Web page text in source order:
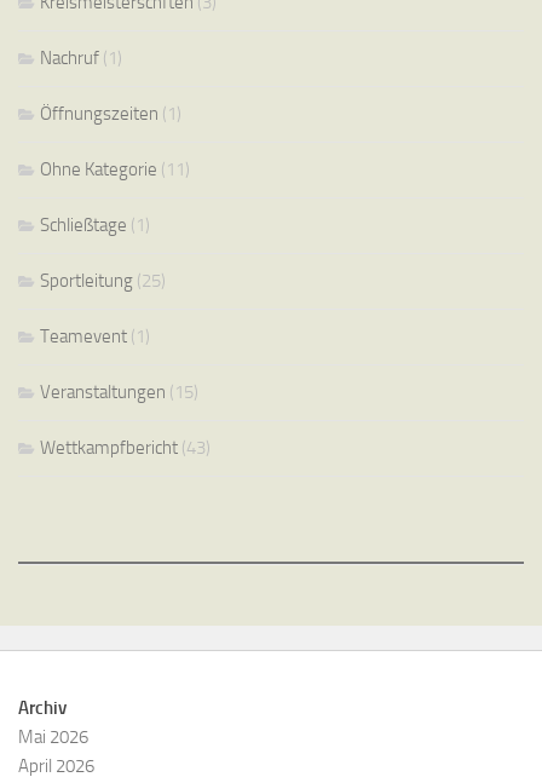
Nachruf (1)
Öffnungszeiten (1)
Ohne Kategorie (11)
Schließtage (1)
Sportleitung (25)
Teamevent (1)
Veranstaltungen (15)
Wettkampfbericht (43)
Archiv
Mai 2026
April 2026